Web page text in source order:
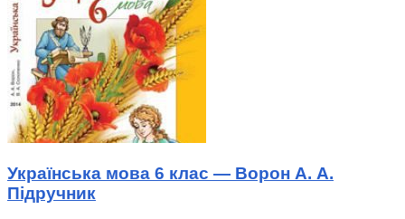
Українська мова 6 клас — Ворон А. А.
Підручник